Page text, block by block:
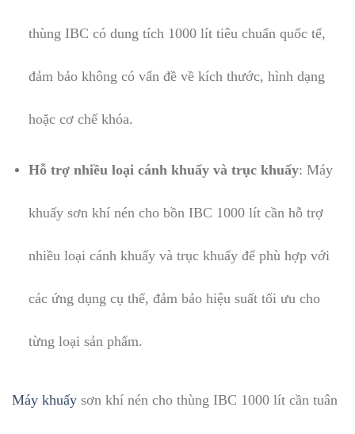
thùng IBC có dung tích 1000 lít tiêu chuẩn quốc tế,
đảm bảo không có vấn đề về kích thước, hình dạng
hoặc cơ chế khóa.
Hỗ trợ nhiều loại cánh khuấy và trục khuấy: Máy
khuấy sơn khí nén cho bồn IBC 1000 lít cần hỗ trợ
nhiều loại cánh khuấy và trục khuấy để phù hợp với
các ứng dụng cụ thể, đảm bảo hiệu suất tối ưu cho
từng loại sản phẩm.
Máy khuấy sơn khí nén cho thùng IBC 1000 lít cần tuân